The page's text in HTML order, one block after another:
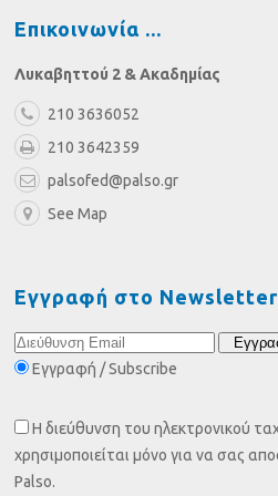
Επικοινωνία
Λυκαβηττού 2 & Ακαδημίας
210 3636052
210 3642359
palsofed@palso.gr
See Map
Εγγραφή στο Newsletter
Εγγραφή / Subscribe
Η διεύθυνση του ηλεκτρονικού
χρησιμοποιείται μόνο για να σας
Palso.